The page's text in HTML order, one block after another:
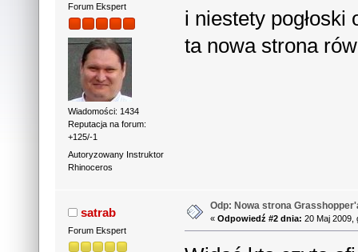
Forum Ekspert
Wiadomości: 1434
Reputacja na forum:
+125/-1
Autoryzowany Instruktor
Rhinoceros
i niestety pogłoski
ta nowa strona
satrab
Forum Ekspert
Odp: Nowa strona
«Odpowiedź #2 dnia: 20 Maj 2009,